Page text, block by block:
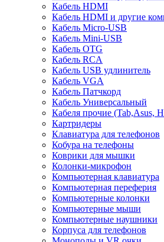
Кабель HDMI
Кабель HDMI и другие
Кабель Micro-USB
Кабель Mini-USB
Кабель OTG
Кабель RCA
Кабель USB удлинитель
Кабель VGA
Кабель Патчкорд
Кабель Универсальный
Кабеля прочие (Tab,Asus,
Картридеры
Клавиатура для телефонов
Кобура на телефоны
Коврики для мышки
Колонки-микрофон
Компьютерная клавиатура
Компьютерная переферия
Компьютерные колонки
Компьютерные мыши
Компьютерные наушники
Корпуса для телефонов